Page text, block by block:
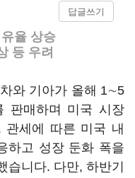
답글쓰기
율 상승
등 우려
와 기아가 올해 1∼5
판매하며 미국 시장
세에 따른 미국 내
하고 성장 둔화 폭을
습니다. 다만, 하반기